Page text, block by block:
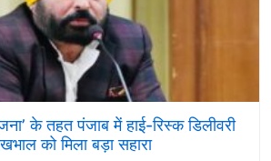
के तहत पंजाब में हाई-रिस्क डिलीवरी
को मिला बड़ा सहारा